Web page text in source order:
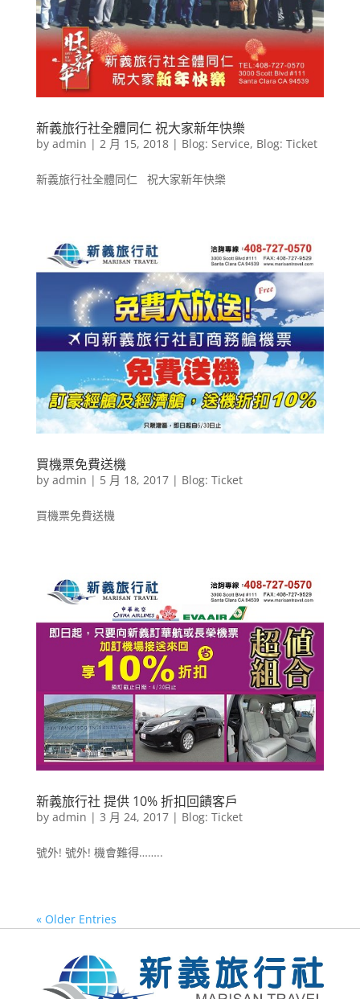
新義旅行社全體同仁 祝大家新年快樂
by admin | 2 月 15, 2018| Blog: Service, Blog: Ticket
新義旅行社全體同仁 祝大家新年快樂
買機票免費送機
by admin | 5 月 18, 2017| Blog: Ticket
買機票免費送機
新義旅行社 提供 10% 折扣回饋客戶
by admin | 3 月 24, 2017| Blog: Ticket
號外! 號外! 機會難得……..
« Older Entries